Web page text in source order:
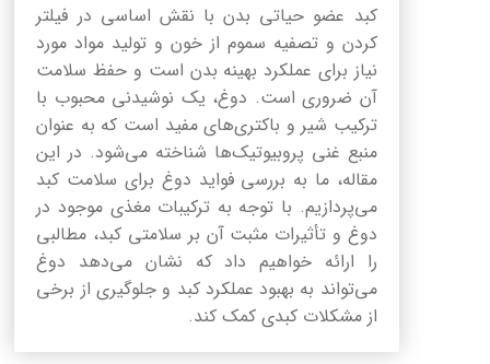
کبد عضو حیاتی بدن با نقش اساسی در فیلتر
کردن و تصفیه سموم از خون و تولید مواد مورد
نیاز برای عملکرد بهینه بدن است و حفظ سلامت
آن ضروری است. دوغ، یک نوشیدنی محبوب با
ترکیب شیر و باکتری‌های مفید است که به عنوان
منبع غنی پروبیوتیک‌ها شناخته می‌شود. در این
مقاله، ما به بررسی فواید دوغ برای سلامت کبد
می‌پردازیم. با توجه به ترکیبات مغذی موجود در
دوغ و تأثیرات مثبت آن بر سلامتی کبد، مطالبی
را ارائه خواهیم داد که نشان می‌دهد دوغ
می‌تواند به بهبود عملکرد کبد و جلوگیری از برخی
از مشکلات کبدی کمک کند.